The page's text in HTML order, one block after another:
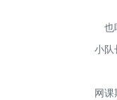
也
小队
网